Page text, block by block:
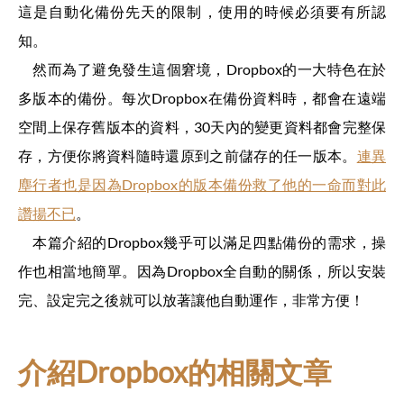
這是自動化備份先天的限制，使用的時候必須要有所認
知。
然而為了避免發生這個窘境，Dropbox的一大特色在於
多版本的備份。每次Dropbox在備份資料時，都會在遠端
空間上保存舊版本的資料，30天內的變更資料都會完整保
存，方便你將資料隨時還原到之前儲存的任一版本。 連異
塵行者也是因為Dropbox的版本備份救了他的一命而對此
讚揚不已
本篇介紹的Dropbox幾乎可以滿足四點備份的需求，操
作也相當地簡單。因為Dropbox全自動的關係，所以安裝
完、設定完之後就可以放著讓他自動運作，非常方便！
介紹Dropbox的相關文章